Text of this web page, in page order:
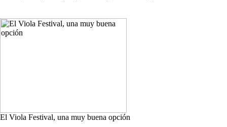
El Viola Festival, una muy buena opción